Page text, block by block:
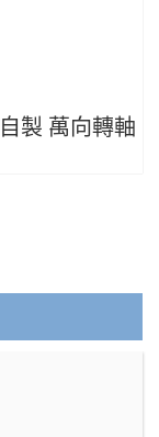
製 萬向轉軸